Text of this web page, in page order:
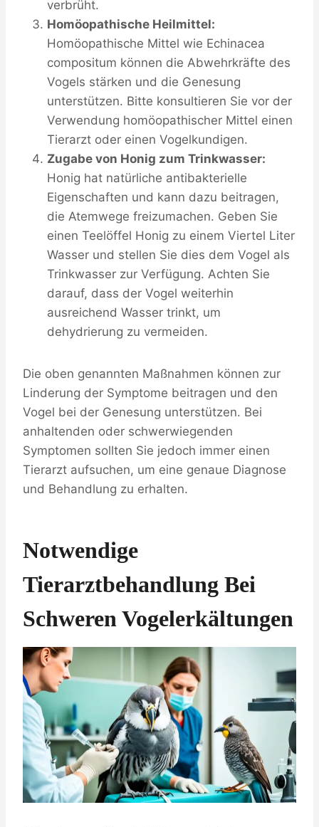
verbrüht.
Homöopathische Heilmittel:
Homöopathische Mittel wie Echinacea
compositum können die Abwehrkräfte des
Vogels stärken und die Genesung
unterstützen. Bitte konsultieren Sie vor der
Verwendung homöopathischer Mittel einen
Tierarzt oder einen Vogelkundigen.
Zugabe von Honig zum Trinkwasser:
Honig hat natürliche antibakterielle
Eigenschaften und kann dazu beitragen,
die Atemwege freizumachen. Geben Sie
einen Teelöffel Honig zu einem Viertel Liter
Wasser und stellen Sie dies dem Vogel als
Trinkwasser zur Verfügung. Achten Sie
darauf, dass der Vogel weiterhin
ausreichend Wasser trinkt, um
dehydrierung zu vermeiden.
Die oben genannten Maßnahmen können zur
Linderung der Symptome beitragen und den
Vogel bei der Genesung unterstützen. Bei
anhaltenden oder schwerwiegenden
Symptomen sollten Sie jedoch immer einen
Tierarzt aufsuchen, um eine genaue Diagnose
und Behandlung zu erhalten.
Notwendige
Tierarztbehandlung Bei
Schweren Vogelerkältungen